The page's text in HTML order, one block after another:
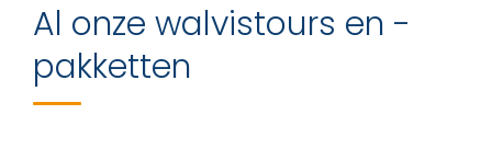
Al onze walvistours en -
pakketten